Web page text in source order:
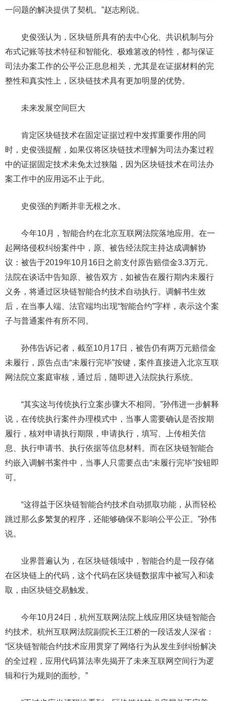
一问题的解决提供了契机。”赵志刚说。
史俊强认为，区块链所具有的去中心化、共识机制与分
布式记账等技术特征和智能化、极难篡改的特性，都与保证
司法办案工作的公平公正息息相关，尤其是在证据材料的完
整性和真实性上，区块链技术具有更加明显的优势。
未来发展空间巨大
肯定区块链技术在固定证据过程中发挥重要作用的同
时，史俊强提醒，如果仅将区块链技术理解为司法办案过程
中的证据固定技术未免太过狭隘，因为区块链技术在司法办
案工作中的应用远不止于此。
史俊强的判断并非无根之水。
今年10月，智能合约在北京互联网法院落地应用。在一
起网络侵权纠纷案件中，原、被告经法院主持达成调解协
议：被告于2019年10月16日之前支付原告赔偿金3.3万元。
法院在谈话中告知原、被告双方，如被告在履行期内未履行
义务，将通过区块链智能合约技术自动执行。调解书生效
后，在当事人端、法官端均出现“智能合约”字样，表示这个案
子与普通案件有所不同。
孙伟告诉记者，截至10月17日，被告仍有两万元赔偿金
未履行，原告点击“未履行完毕”按键，案件直接进入北京互联
网法院立案庭审核，通过后，随即进入法院执行系统。
“其实这与传统执行立案步骤大不相同。”孙伟进一步解释
说，在传统执行案件办理模式中，当事人需要确认是否按期
履行，核对申请执行期限，申请执行，填写、上传相关信
息、执行申请书、执行依据等信息材料。而在区块链智能合
约嵌入调解书案件中，当事人只需要点击“未履行完毕”按钮即
可。
“这得益于区块链智能合约技术自动抓取功能，从而轻松
跳过那么多繁复的程序，还能够确保不影响公平公正。”孙伟
说。
业界普遍认为，在区块链领域中，智能合约是一段存储
在区块链上的代码，这个代码在区块链数据库中被写入和读
取，由区块链交易触发。
今年10月24日，杭州互联网法院上线应用区块链智能合
约技术。杭州互联网法院副院长王江桥的一段话发人深省：
“区块链智能合约技术应用贯穿了网络行为从发生到纠纷解决
的全过程，应用代码算法率先揭开了未来互联网空间行为逻
辑和行为规则的面纱。”